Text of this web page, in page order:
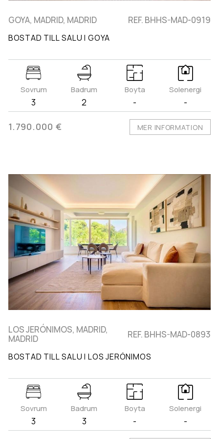
GOYA, MADRID, MADRID REF. BHHS-MAD-0919
BOSTAD TILL SALU I GOYA
Sovrum
3
Badrum
2
Boyta
-
Solenergi
-
1.790.000 € MER INFORMATION
LOS JERÓNIMOS, MADRID,
MADRID
REF. BHHS-MAD-0893
BOSTAD TILL SALU I LOS JERÓNIMOS
Sovrum
3
Badrum
3
Boyta
-
Solenergi
-